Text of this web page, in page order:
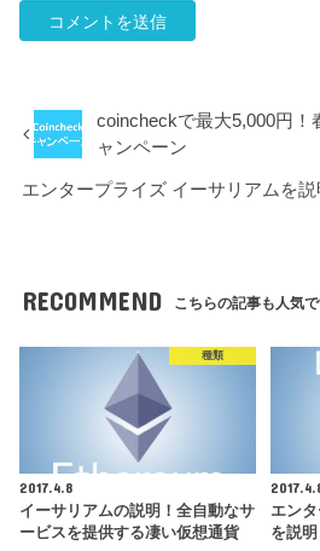
coincheckで最大5,000円！
ャンペーン
エンタープライズ イーサリアムを
RECOMMEND こちらの記事も人気で
種類
2017.4.8
イーサリアムの説明！全自動なサ
ービスを提供する凄い仮想通貨
エン
を説